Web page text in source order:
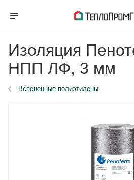
Изоляция
НПП ЛФ, 3 мм
Вспененные полиэтилены